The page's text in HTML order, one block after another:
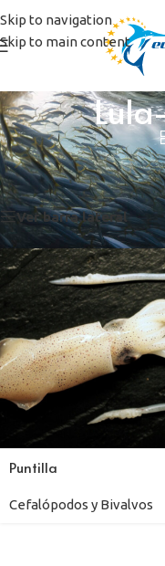
Skip to navigation
Skip to main content
Inicio/Productos
Mostrando el único
Ver barra lateral
Puntilla
Cefalópodos y Bivalvos